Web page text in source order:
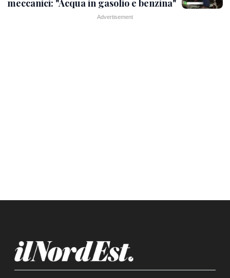
meccanici: "Acqua in gasolio e benzina"